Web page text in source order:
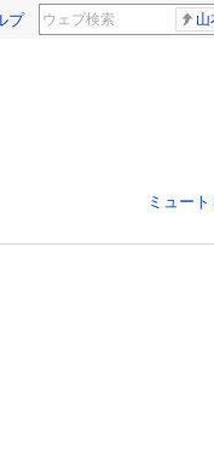
プ 山
ミュー